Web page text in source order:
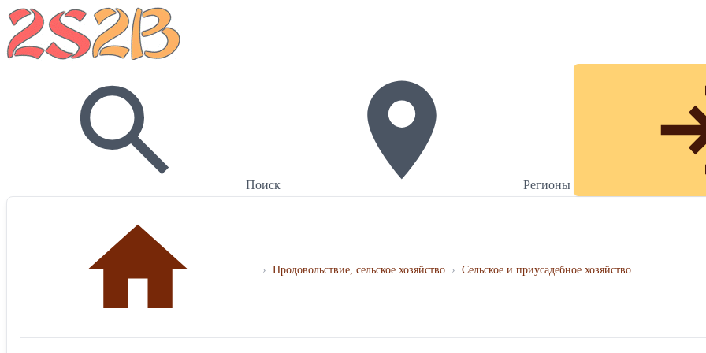
Поиск Регионы
› Продовольствие, сельское хозяйство › Сельское и приусадебное хозяйство